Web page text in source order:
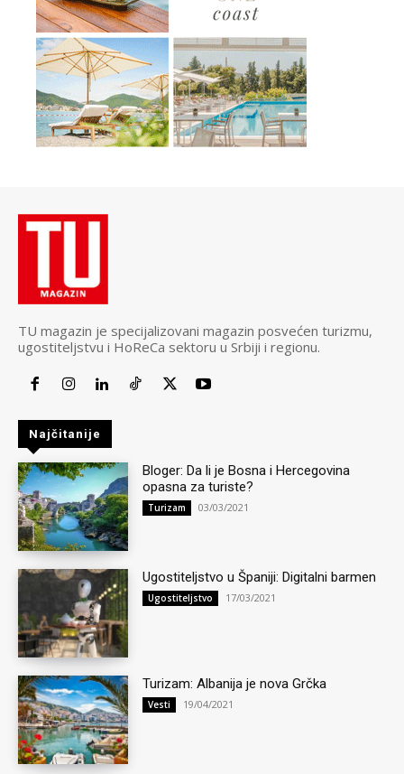
TU magazin je specijalizovani magazin posvećen turizmu,
ugostiteljstvu i HoReCa sektoru u Srbiji i regionu.
Najčitanije
Bloger: Da li je Bosna i Hercegovina
opasna za turiste?
Turizam 03/03/2021
Ugostiteljstvo u Španiji: Digitalni barmen
Ugostiteljstvo 17/03/2021
Turizam: Albanija je nova Grčka
Vesti 19/04/2021